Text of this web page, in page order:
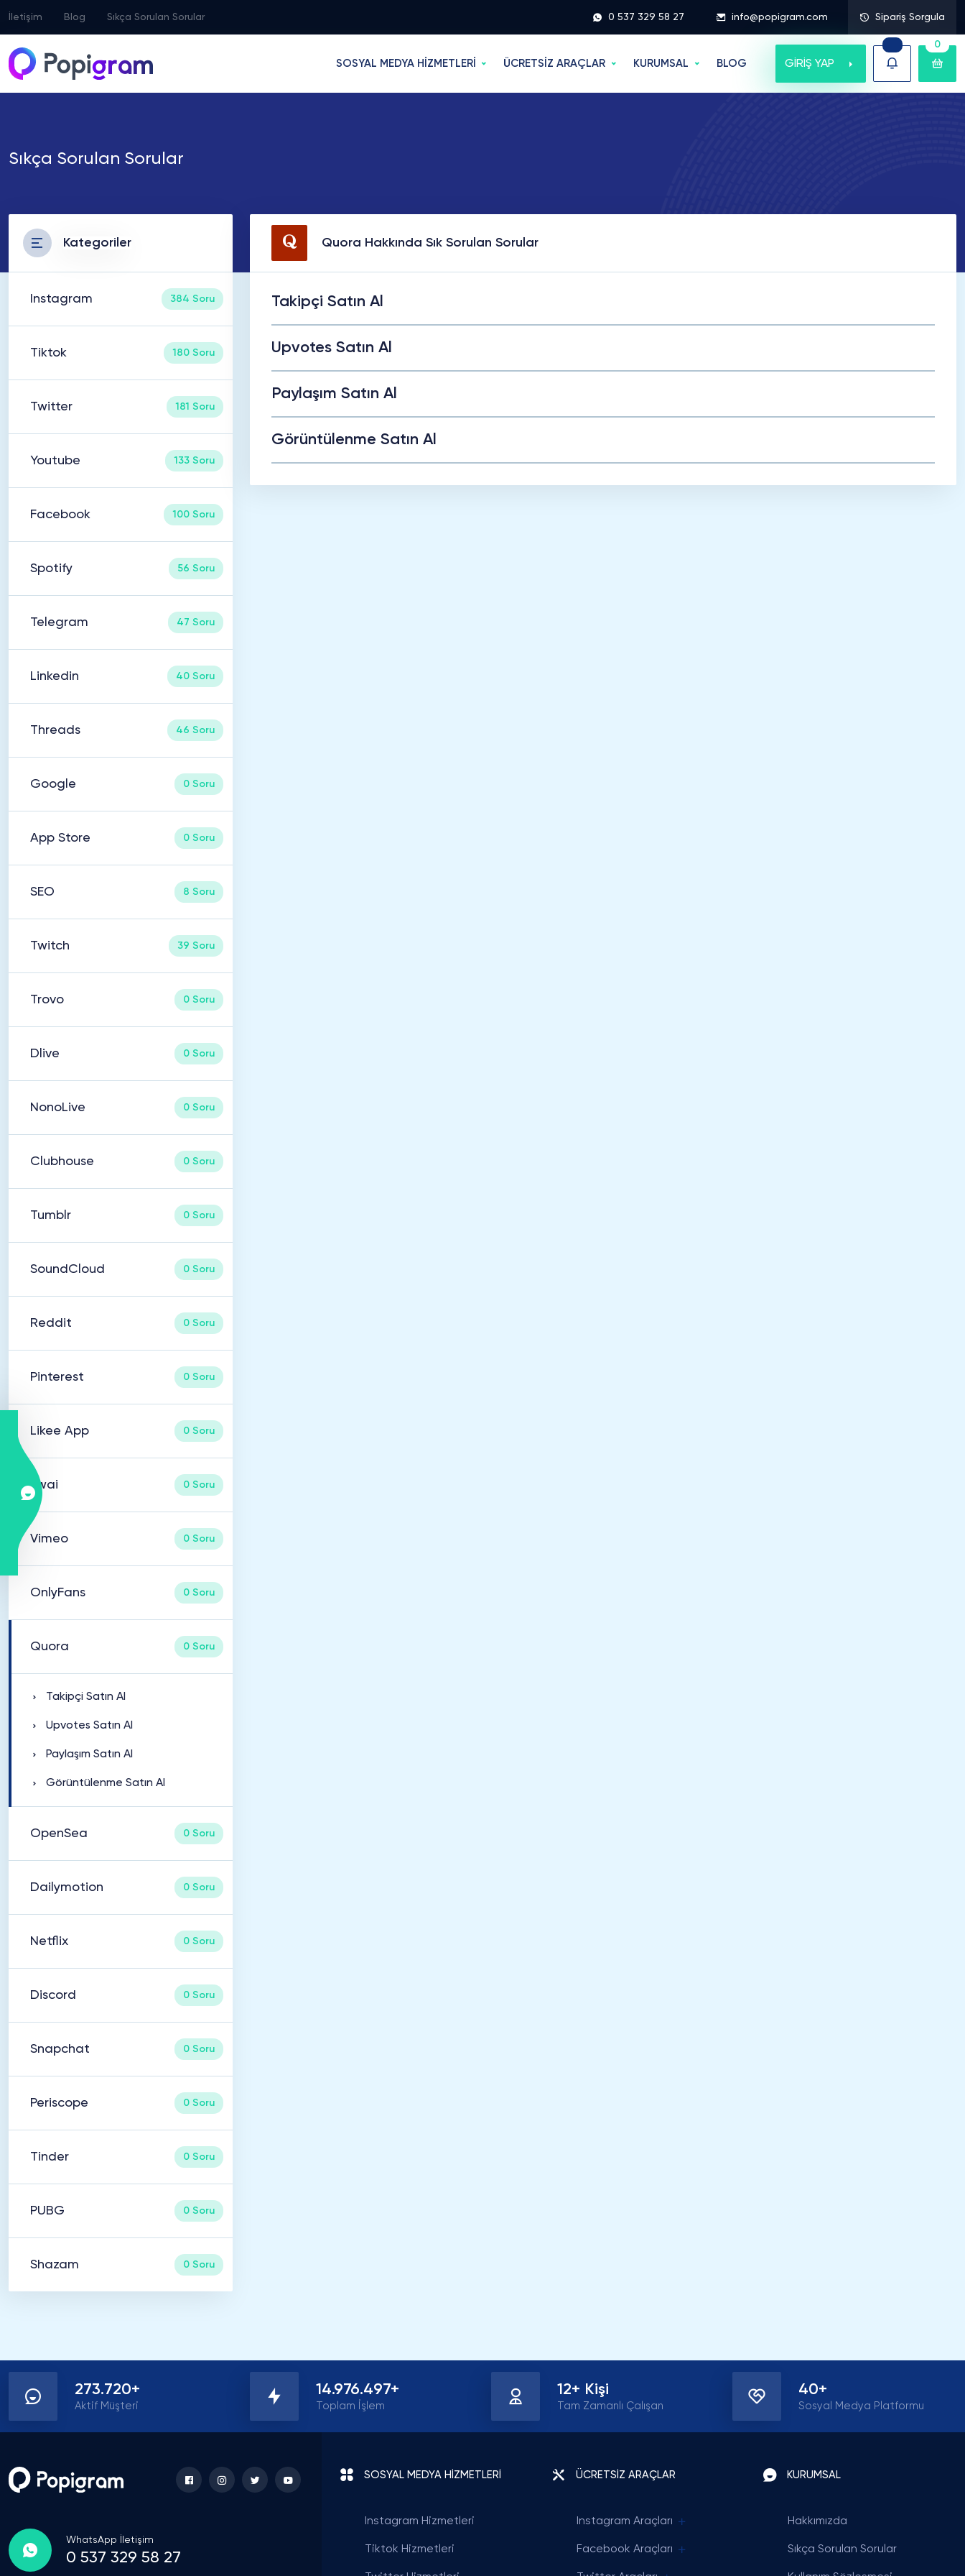
İletişim Blog Sıkça Sorulan Sorular 0 537 329 58 27 info@popigram.com Sipariş Sorgula
SOSYAL MEDYA HİZMETLERİ ÜCRETSİZ ARAÇLAR KURUMSAL BLOG GİRİŞ YAP
0
Sıkça Sorulan Sorular
Kategoriler
Instagram 384 Soru
Tiktok 180 Soru
Twitter 181 Soru
Youtube 133 Soru
Facebook 100 Soru
Spotify 56 Soru
Telegram 47 Soru
Linkedin 40 Soru
Threads 46 Soru
Google 0 Soru
App Store 0 Soru
SEO 8 Soru
Twitch 39 Soru
Trovo 0 Soru
Dlive 0 Soru
NonoLive 0 Soru
Clubhouse 0 Soru
Tumblr 0 Soru
SoundCloud 0 Soru
Reddit 0 Soru
Pinterest 0 Soru
Likee App 0 Soru
Kwai 0 Soru
Vimeo 0 Soru
OnlyFans 0 Soru
Quora 0 Soru
Takipçi Satın Al
Upvotes Satın Al
Paylaşım Satın Al
Görüntülenme Satın Al
OpenSea 0 Soru
Dailymotion 0 Soru
Netflix 0 Soru
Discord 0 Soru
Snapchat 0 Soru
Periscope 0 Soru
Tinder 0 Soru
PUBG 0 Soru
Shazam 0 Soru
Quora Hakkında Sık Sorulan Sorular
Takipçi Satın Al
Upvotes Satın Al
Paylaşım Satın Al
Görüntülenme Satın Al
273.720+
Aktif Müşteri
14.976.497+
Toplam İşlem
12+ Kişi
Tam Zamanlı Çalışan
40+
Sosyal Medya Platformu
WhatsApp İletişim
0 537 329 58 27
SOSYAL MEDYA HİZMETLERİ
Instagram Hizmetleri
Tiktok Hizmetleri
ÜCRETSİZ ARAÇLAR
Instagram Araçları
Facebook Araçları
KURUMSAL
Hakkımızda
Sıkça Sorulan Sorular